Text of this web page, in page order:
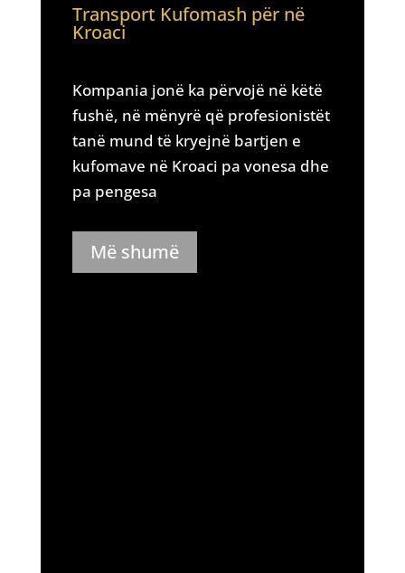
Transport Kufomash për në
Kroaci
Kompania jonë ka përvojë në këtë
fushë, në mënyrë që profesionistët
tanë mund të kryejnë bartjen e
kufomave në Kroaci pa vonesa dhe
pa pengesa
Më shumë